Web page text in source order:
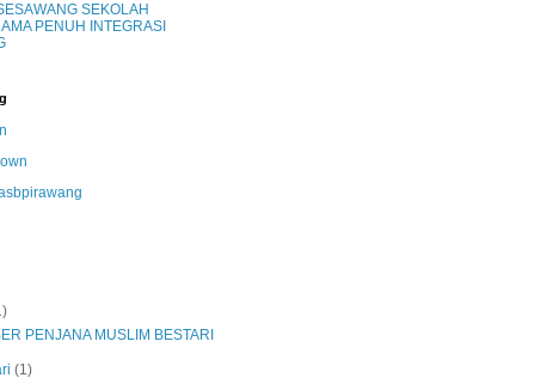
SEKOLAH
PENUH INTEGRASI
PENJANA MUSLIM BESTARI
(1)